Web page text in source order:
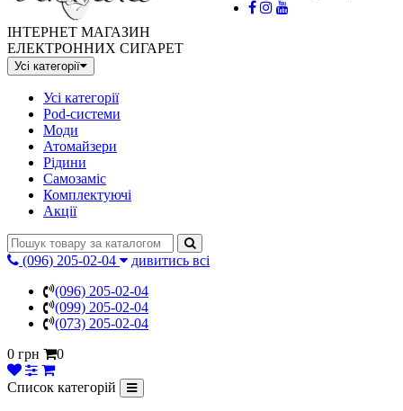
ІНТЕРНЕТ МАГАЗИН
ЕЛЕКТРОННИХ СИГАРЕТ
Усі категорії
Усі категорії
Pod-системи
Моди
Атомайзери
Рідини
Самозаміс
Комплектуючі
Акції
(096) 205-02-04
дивитись всі
(096) 205-02-04
(099) 205-02-04
(073) 205-02-04
0 грн
0
Список категорій